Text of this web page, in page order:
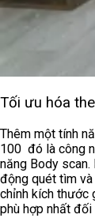
Tối ưu hóa
Thêm một tính
100 đó là công
năng Body
động quét tìm
chỉnh kích thước
phù hợp nhất